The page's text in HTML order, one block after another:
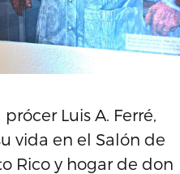
Luis A. Ferré,
vida en el Salón de
Rico y hogar de don